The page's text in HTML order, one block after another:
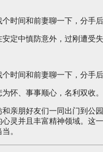
时间和前妻聊一下，分手后
定中慎防意外，过刚遭受失
时间和前妻聊一下，分手后
怀、事事顺心，名利双收。
和亲朋好友们一同出门到公
灵并且丰富精神领域。这
。